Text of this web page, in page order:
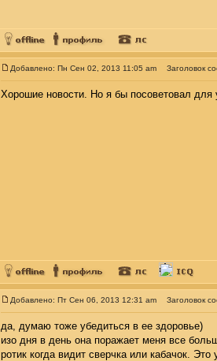
Добавлено: Пн Сен 02, 2013 11:05 am Заголовок
Хорошие новости. Но я бы посоветовал для
Добавлено: Пт Сен 06, 2013 12:31 am Заголовок
да, думаю тоже убедиться в ее здоровье)
изо дня в день она поражает меня все
ротик когда видит сверчка или кабачок.